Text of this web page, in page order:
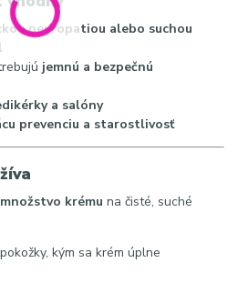
neuropatiou alebo suchou
jemnú a bezpečnú
a salóny
prevenciu a starostlivosť
krému na čisté, suché
kým sa krém úplne